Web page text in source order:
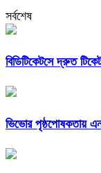
সর্বশেষ
বিডিটিকেটসে দ্রুত
ভিভোর পৃষ্ঠপোষকতায়